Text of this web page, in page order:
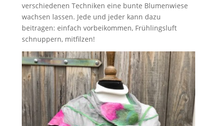
verschiedenen Techniken eine bunte Blumenwiese
wachsen lassen. Jede und jeder kann dazu
beitragen: einfach vorbeikommen, Frühlingsluft
schnuppern, mitfilzen!